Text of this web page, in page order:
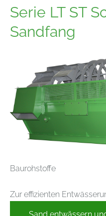
Serie LT ST
Sandfang
Baurohstoffe
Zur effizienten